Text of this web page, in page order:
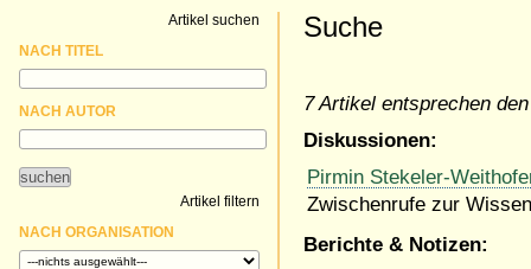
Suche
7 Artikel entsprechen
Diskussionen:
Pirmin Stekeler-
Zwischenrufe zur
Berichte & Notizen:
Artikel suchen
NACH TITEL
NACH AUTOR
Artikel filtern
NACH ORGANISATION